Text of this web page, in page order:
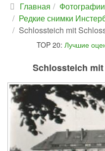
Главная
Фотографии
Редкие снимки
Schlossteich mit
TOP 20: Лучшие
Schlossteich